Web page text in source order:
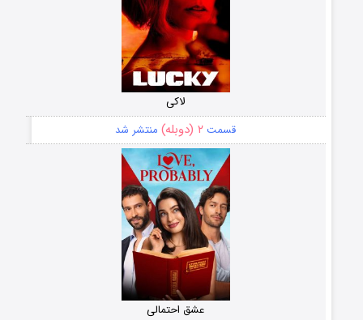
لاکی
قسمت ۲ (دوبله) منتشر شد
عشق احتمالی